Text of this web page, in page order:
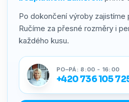
Po dokončení výroby zajistíme
Ručíme za přesné rozměry i
každého kusu.
PO–PÁ: 8:00 - 16:00
+420 736 105